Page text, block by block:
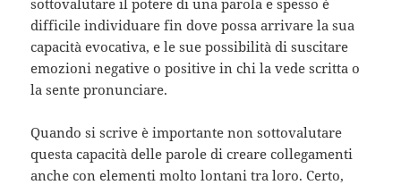
difficile individuare fin dove possa arrivare la sua
capacità evocativa, e le sue possibilità di suscitare
emozioni negative o positive in chi la vede scritta o
la sente pronunciare.
Quando si scrive è importante non sottovalutare
questa capacità delle parole di creare collegamenti
anche con elementi molto lontani tra loro. Certo,